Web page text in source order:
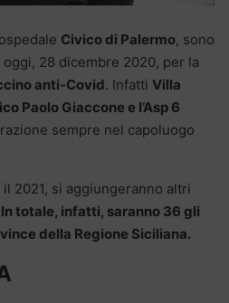
Civico di Palermo, sono
28 dicembre 2020, per la
anti-Covid. Infatti Villa
Paolo Giaccone e l’Asp 6
sempre nel capoluogo
2021, si aggiungeranno altri
In totale, infatti, saranno 36 gli
della Regione Siciliana.